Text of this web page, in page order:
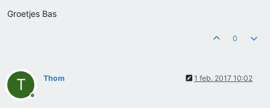
Groetjes Bas
0
T
Offline
Thom 1 feb. 2017 10:02